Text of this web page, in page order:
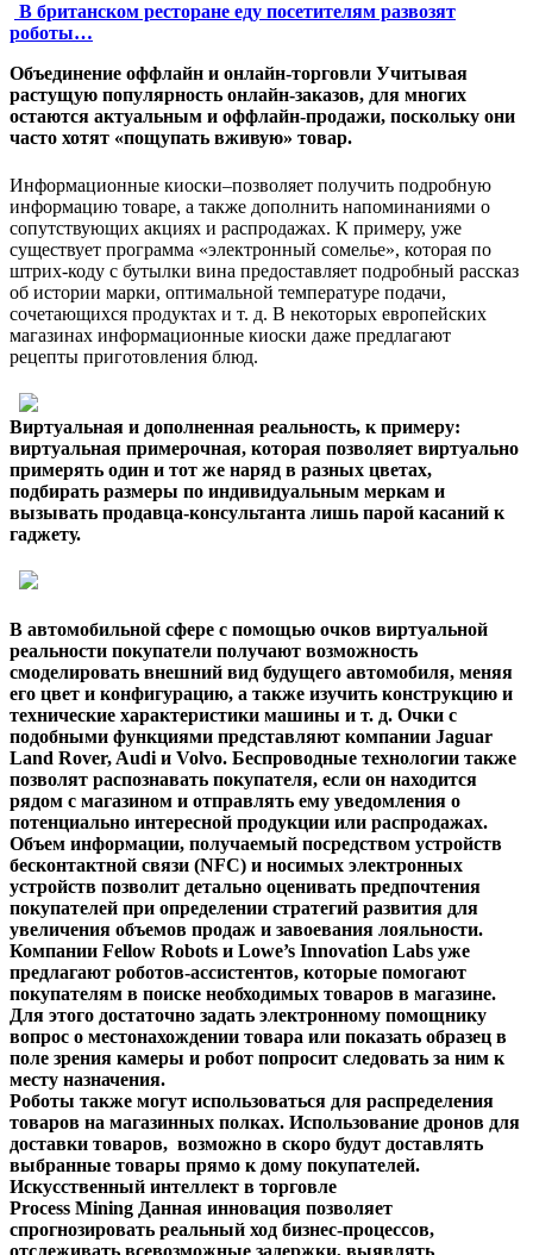
В британском ресторане еду посетителям развозят
роботы…
Объединение оффлайн и онлайн-торговли Учитывая
растущую популярность онлайн-заказов, для многих
остаются актуальным и оффлайн-продажи, поскольку они
часто хотят «пощупать вживую» товар.
Информационные киоски–позволяет получить подробную
информацию товаре, а также дополнить напоминаниями о
сопутствующих акциях и распродажах. К примеру, уже
существует программа «электронный сомелье», которая по
штрих-коду с бутылки вина предоставляет подробный рассказ
об истории марки, оптимальной температуре подачи,
сочетающихся продуктах и т. д. В некоторых европейских
магазинах информационные киоски даже предлагают
рецепты приготовления блюд.
Виртуальная и дополненная реальность, к примеру:
виртуальная примерочная, которая позволяет виртуально
примерять один и тот же наряд в разных цветах,
подбирать размеры по индивидуальным меркам и
вызывать продавца-консультанта лишь парой касаний к
гаджету.
В автомобильной сфере с помощью очков виртуальной
реальности покупатели получают возможность
смоделировать внешний вид будущего автомобиля, меняя
его цвет и конфигурацию, а также изучить конструкцию и
технические характеристики машины и т. д. Очки с
подобными функциями представляют компании Jaguar
Land Rover, Audi и Volvo. Беспроводные технологии также
позволят распознавать покупателя, если он находится
рядом с магазином и отправлять ему уведомления о
потенциально интересной продукции или распродажах.
Объем информации, получаемый посредством устройств
бесконтактной связи (NFC) и носимых электронных
устройств позволит детально оценивать предпочтения
покупателей при определении стратегий развития для
увеличения объемов продаж и завоевания лояльности.
Компании Fellow Robots и Lowe’s Innovation Labs уже
предлагают роботов-ассистентов, которые помогают
покупателям в поиске необходимых товаров в магазине.
Для этого достаточно задать электронному помощнику
вопрос о местонахождении товара или показать образец в
поле зрения камеры и робот попросит следовать за ним к
месту назначения.
Роботы также могут использоваться для распределения
товаров на магазинных полках. Использование дронов для
доставки товаров, возможно в скоро будут доставлять
выбранные товары прямо к дому покупателей.
Искусственный интеллект в торговле
Process Mining Данная инновация позволяет
спрогнозировать реальный ход бизнес-процессов,